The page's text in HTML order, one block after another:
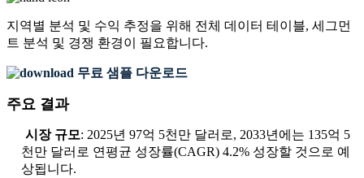
지역별 분석 및 수익 추정을 위해 전체 데이터 테이블, 세그먼
트 분석 및 경쟁 환경이 필요합니다.
무료 샘플 다운로드
주요 결과
시장 규모: 2025년 97억 5천만 달러로, 2033년에는 135억 5
천만 달러로 연평균 성장률(CAGR) 4.2% 성장할 것으로 예
상됩니다.